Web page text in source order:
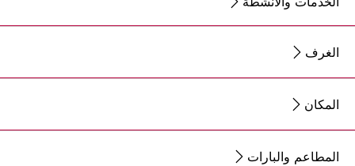
الغرف
المكان
المطاعم والبارات